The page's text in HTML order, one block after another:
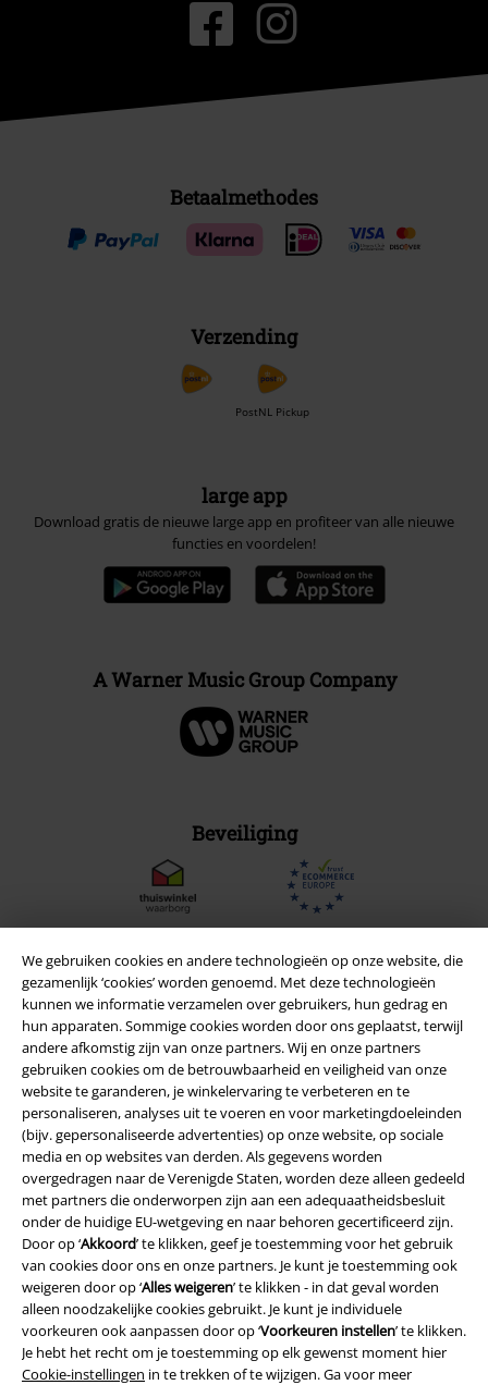
We gebruiken cookies en andere technologieën op onze website, die
gezamenlijk ‘cookies’ worden genoemd. Met deze technologieën
kunnen we informatie verzamelen over gebruikers, hun gedrag en
hun apparaten. Sommige cookies worden door ons geplaatst, terwijl
andere afkomstig zijn van onze partners. Wij en onze partners
gebruiken cookies om de betrouwbaarheid en veiligheid van onze
website te garanderen, je winkelervaring te verbeteren en te
personaliseren, analyses uit te voeren en voor marketingdoeleinden
(bijv. gepersonaliseerde advertenties) op onze website, op sociale
media en op websites van derden. Als gegevens worden
overgedragen naar de Verenigde Staten, worden deze alleen gedeeld
met partners die onderworpen zijn aan een adequaatheidsbesluit
onder de huidige EU-wetgeving en naar behoren gecertificeerd zijn.
Door op ‘Akkoord’ te klikken, geef je toestemming voor het gebruik
van cookies door ons en onze partners. Je kunt je toestemming ook
weigeren door op ‘Alles weigeren’ te klikken - in dat geval worden
alleen noodzakelijke cookies gebruikt. Je kunt je individuele
voorkeuren ook aanpassen door op ‘Voorkeuren instellen’ te klikken.
Je hebt het recht om je toestemming op elk gewenst moment hier
Cookie-instellingen in te trekken of te wijzigen. Ga voor meer
Betaalmethodes
Verzending
PostNL Pickup
large app
Download gratis de nieuwe large app en profiteer van alle nieuwe
functies en voordelen!
A Warner Music Group Company
Beveiliging
Legal
Algemene Voorwaarden
Bedrijfsgegevens
Privacyverklaring
Verklaring van conformiteit